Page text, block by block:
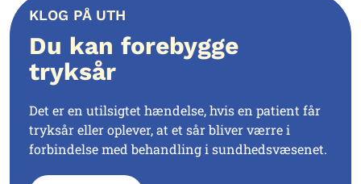
KLOG PÅ UTH
Du kan forebygge
tryksår
Det er en utilsigtet hændelse, hvis en patient får
tryksår eller oplever, at et sår bliver værre i
forbindelse med behandling i sundhedsvæsenet.